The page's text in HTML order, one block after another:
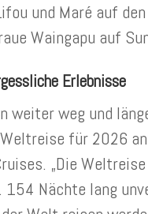
und Maré auf
Waingapu auf
Erlebnisse
weiter weg und
für 2026
„Die
154 Nächte lang